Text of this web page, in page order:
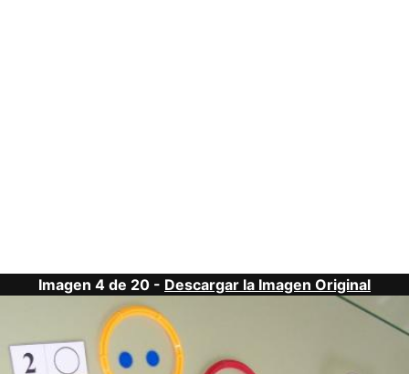
Imagen 4 de 20 - Descargar la Imagen Original